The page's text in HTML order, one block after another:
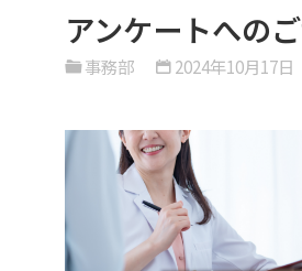
アンケートへの
事務部 2024年10月17日